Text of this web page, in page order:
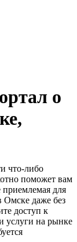
о
что-либо
поможет вам
приемлемая для
Омске даже без
доступ к
услуги на рынке